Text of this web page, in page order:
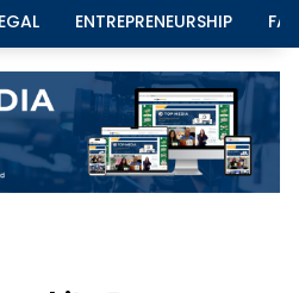
ENTREPRENEURSHIP